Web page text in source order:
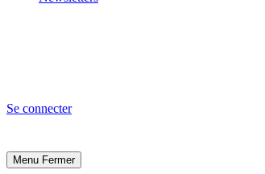
Se connecter
Menu Fermer